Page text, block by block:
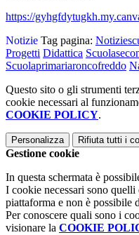
https://
Notizie Tag pagina:
Progetti Didattica
Scuolaprimariaroncofreddo
Questo sito o gli strumenti
cookie necessari al
COOKIE POLICY.
Personalizza Rifiuta tutti i
Gestione cookie
In questa schermata è
I cookie necessari sono
piattaforma e non è possibile
Per conoscere quali sono i
visionare la COOKIE